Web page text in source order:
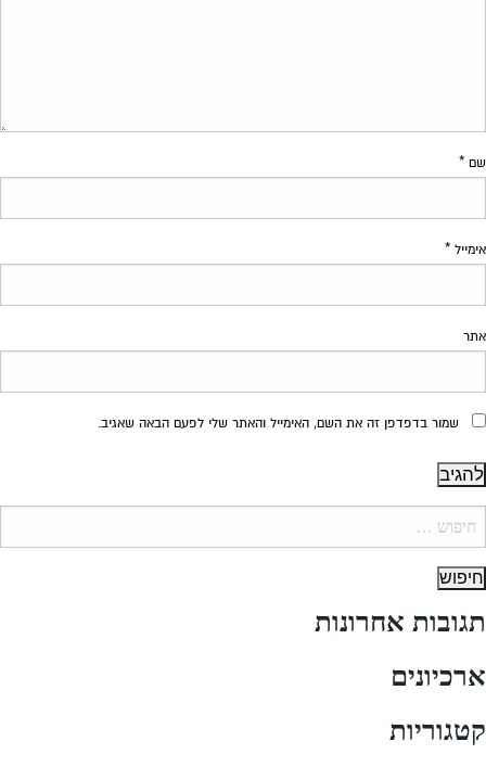
שם *
אימייל *
אתר
שמור בדפדפן זה את השם, האימייל והאתר שלי לפעם הבאה שאגיב.
תגובות אחרונות
ארכיונים
קטגוריות